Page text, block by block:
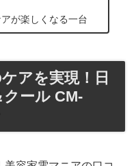
が楽しくなる一台
アを実現！日
ール CM-